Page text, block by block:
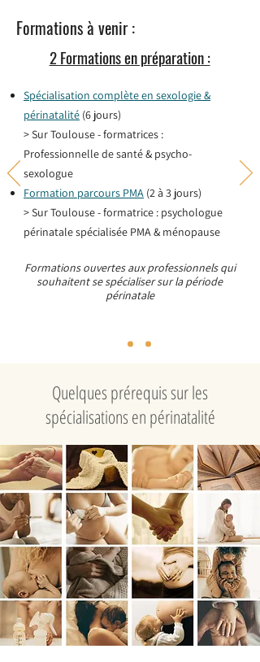
Formations à venir :
2 Formations en préparation :
Spécialisation complète en sexologie &
périnatalité (6 jours)
> Sur Toulouse - formatrices :
Professionnelle de santé & psycho-
sexologue
Formation parcours PMA (2 à 3 jours)
> Sur Toulouse - formatrice : psychologue
périnatale spécialisée PMA & ménopause
Formations ouvertes aux professionnels qui
souhaitent se spécialiser sur la période
périnatale
Quelques prérequis sur les
spécialisations en périnatalité